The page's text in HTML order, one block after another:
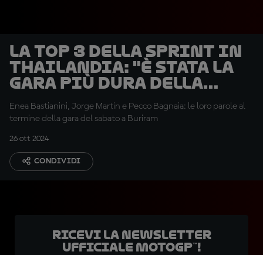
La top 3 della Sprint in
Thailandia: "È stata la
gara più dura della
stagione"
Enea Bastianini, Jorge Martin e Pecco Bagnaia: le loro parole al
termine della gara del sabato a Buriram
26 ott 2024
CONDIVIDI
Ricevi la newsletter
ufficiale MotoGP™!